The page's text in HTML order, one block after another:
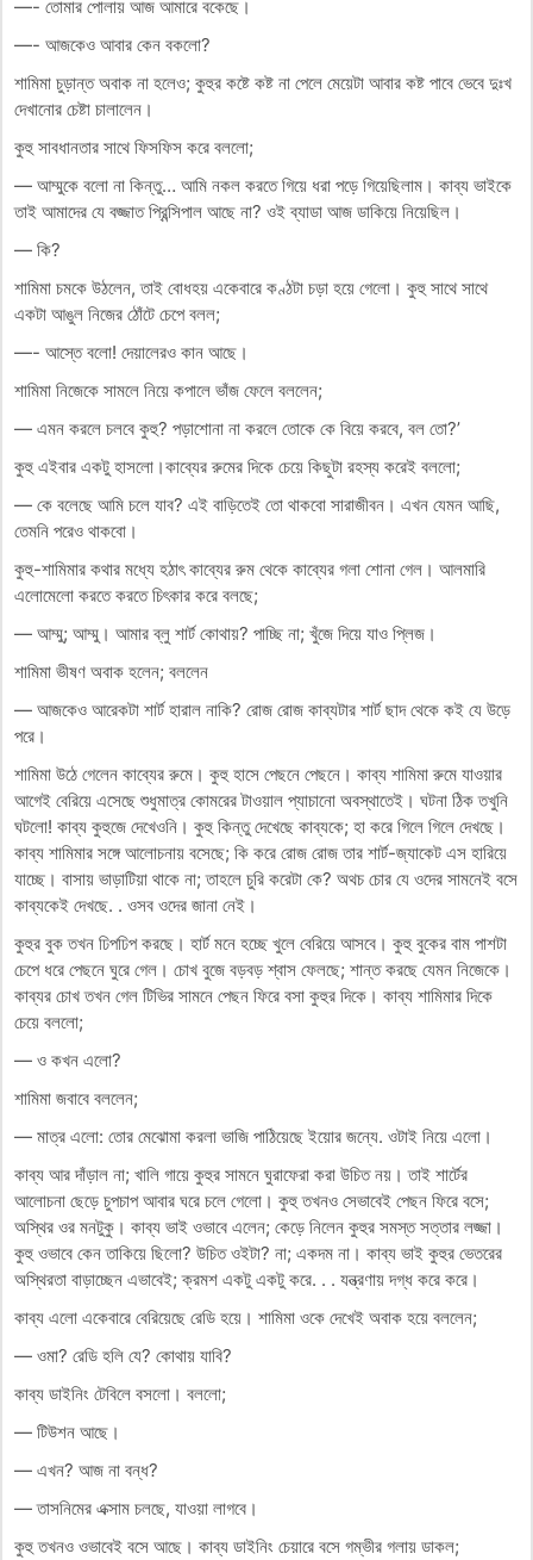
—- তোমার পোলায় আজ আমারে বকেছে।
—- আজকেও আবার কেন বকলো?
শামিমা চুড়ান্ত অবাক না হলেও; কুহুর কষ্টে কষ্ট না পেলে মেয়েটা আবার কষ্ট পাবে ভেবে দুঃখ
দেখানোর চেষ্টা চালালেন।
কুহু সাবধানতার সাথে ফিসফিস করে বললো;
— আম্মুকে বলো না কিন্তু… আমি নকল করতে গিয়ে ধরা পড়ে গিয়েছিলাম। কাব্য ভাইকে
তাই আমাদের যে বজ্জাত প্রিন্সিপাল আছে না? ওই ব্যাডা আজ ডাকিয়ে নিয়েছিল।
— কি?
শামিমা চমকে উঠলেন, তাই বোধহয় একেবারে কণ্ঠটা চড়া হয়ে গেলো। কুহু সাথে সাথে
একটা আঙুল নিজের ঠোঁটে চেপে বলল;
—- আস্তে বলো! দেয়ালেরও কান আছে।
শামিমা নিজেকে সামলে নিয়ে কপালে ভাঁজ ফেলে বললেন;
— এমন করলে চলবে কুহু? পড়াশোনা না করলে তোকে কে বিয়ে করবে, বল তো?’
কুহু এইবার একটু হাসলো।কাব্যের রুমের দিকে চেয়ে কিছুটা রহস্য করেই বললো;
— কে বলেছে আমি চলে যাব? এই বাড়িতেই তো থাকবো সারাজীবন। এখন যেমন আছি,
তেমনি পরেও থাকবো।
কুহু-শামিমার কথার মধ্যে হঠাৎ কাব্যের রুম থেকে কাব্যের গলা শোনা গেল। আলমারি
এলোমেলো করতে করতে চিৎকার করে বলছে;
— আম্মু; আম্মু। আমার ব্লু শার্ট কোথায়? পাচ্ছি না; খুঁজে দিয়ে যাও প্লিজ।
শামিমা ভীষণ অবাক হলেন; বললেন
— আজকেও আরেকটা শার্ট হারাল নাকি? রোজ রোজ কাব্যটার শার্ট ছাদ থেকে কই যে উড়ে
পরে।
শামিমা উঠে গেলেন কাব্যের রুমে। কুহু হাসে পেছনে পেছনে। কাব্য শামিমা রুমে যাওয়ার
আগেই বেরিয়ে এসেছে শুধুমাত্র কোমরের টাওয়াল প্যাচানো অবস্থাতেই। ঘটনা ঠিক তখুনি
ঘটলো! কাব্য কুহুজে দেখেওনি। কুহু কিন্তু দেখেছে কাব্যকে; হা করে গিলে গিলে দেখছে।
কাব্য শামিমার সঙ্গে আলোচনায় বসেছে; কি করে রোজ রোজ তার শার্ট-জ্যাকেট এস হারিয়ে
যাচ্ছে। বাসায় ভাড়াটিয়া থাকে না; তাহলে চুরি করেটা কে? অথচ চোর যে ওদের সামনেই বসে
কাব্যকেই দেখছে. . ওসব ওদের জানা নেই।
কুহুর বুক তখন ঢিপঢিপ করছে। হার্ট মনে হচ্ছে খুলে বেরিয়ে আসবে। কুহু বুকের বাম পাশটা
চেপে ধরে পেছনে ঘুরে গেল। চোখ বুজে বড়বড় শ্বাস ফেলছে; শান্ত করছে যেমন নিজেকে।
কাব্যর চোখ তখন গেল টিভির সামনে পেছন ফিরে বসা কুহুর দিকে। কাব্য শামিমার দিকে
চেয়ে বললো;
— ও কখন এলো?
শামিমা জবাবে বললেন;
— মাত্র এলো: তোর মেঝোমা করলা ভাজি পাঠিয়েছে ইয়োর জন্যে. ওটাই নিয়ে এলো।
কাব্য আর দাঁড়াল না; খালি গায়ে কুহুর সামনে ঘুরাফেরা করা উচিত নয়। তাই শার্টের
আলোচনা ছেড়ে চুপচাপ আবার ঘরে চলে গেলো। কুহু তখনও সেভাবেই পেছন ফিরে বসে;
অস্থির ওর মনটুকু। কাব্য ভাই ওভাবে এলেন; কেড়ে নিলেন কুহুর সমস্ত সত্তার লজ্জা।
কুহু ওভাবে কেন তাকিয়ে ছিলো? উচিত ওইটা? না; একদম না। কাব্য ভাই কুহুর ভেতরের
অস্থিরতা বাড়াচ্ছেন এভাবেই; ক্রমশ একটু একটু করে. . . যন্ত্রণায় দগ্ধ করে করে।
কাব্য এলো একেবারে বেরিয়েছে রেডি হয়ে। শামিমা ওকে দেখেই অবাক হয়ে বললেন;
— ওমা? রেডি হলি যে? কোথায় যাবি?
কাব্য ডাইনিং টেবিলে বসলো। বললো;
— টিউশন আছে।
— এখন? আজ না বন্ধ?
— তাসনিমের এক্সাম চলছে, যাওয়া লাগবে।
কুহু তখনও ওভাবেই বসে আছে। কাব্য ডাইনিং চেয়ারে বসে গম্ভীর গলায় ডাকল;